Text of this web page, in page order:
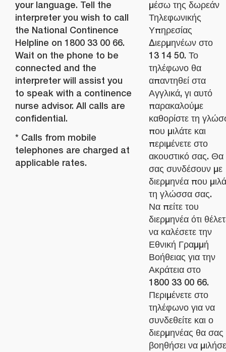
your language. Tell the
interpreter you wish to call
the National Continence
Helpline on 1800 33 00 66.
Wait on the phone to be
connected and the
interpreter will assist you
to speak with a continence
nurse advisor. All calls are
confidential.
* Calls from mobile
telephones are charged at
applicable rates.
μέσω της δωρεάν
Τηλεφωνικής
Υπηρεσίας
Διερμηνέων στο
13 14 50. Το
τηλέφωνο θα
απαντηθεί στα
Αγγλικά, γι αυτό
παρακαλούμε
καθορίστε τη
που μιλάτε και
περιμένετε στο
ακουστικό σας. Θα
σας συνδέσουν με
διερμηνέα που μιλά
τη γλώσσα σας.
Να πείτε του
διερμηνέα ότι
να καλέσετε την
Εθνική Γραμμή
Βοήθειας για την
Ακράτεια στο
1800 33 00 66.
Περιμένετε στο
τηλέφωνο για να
συνδεθείτε και ο
διερμηνέας θα σας
βοηθήσει να